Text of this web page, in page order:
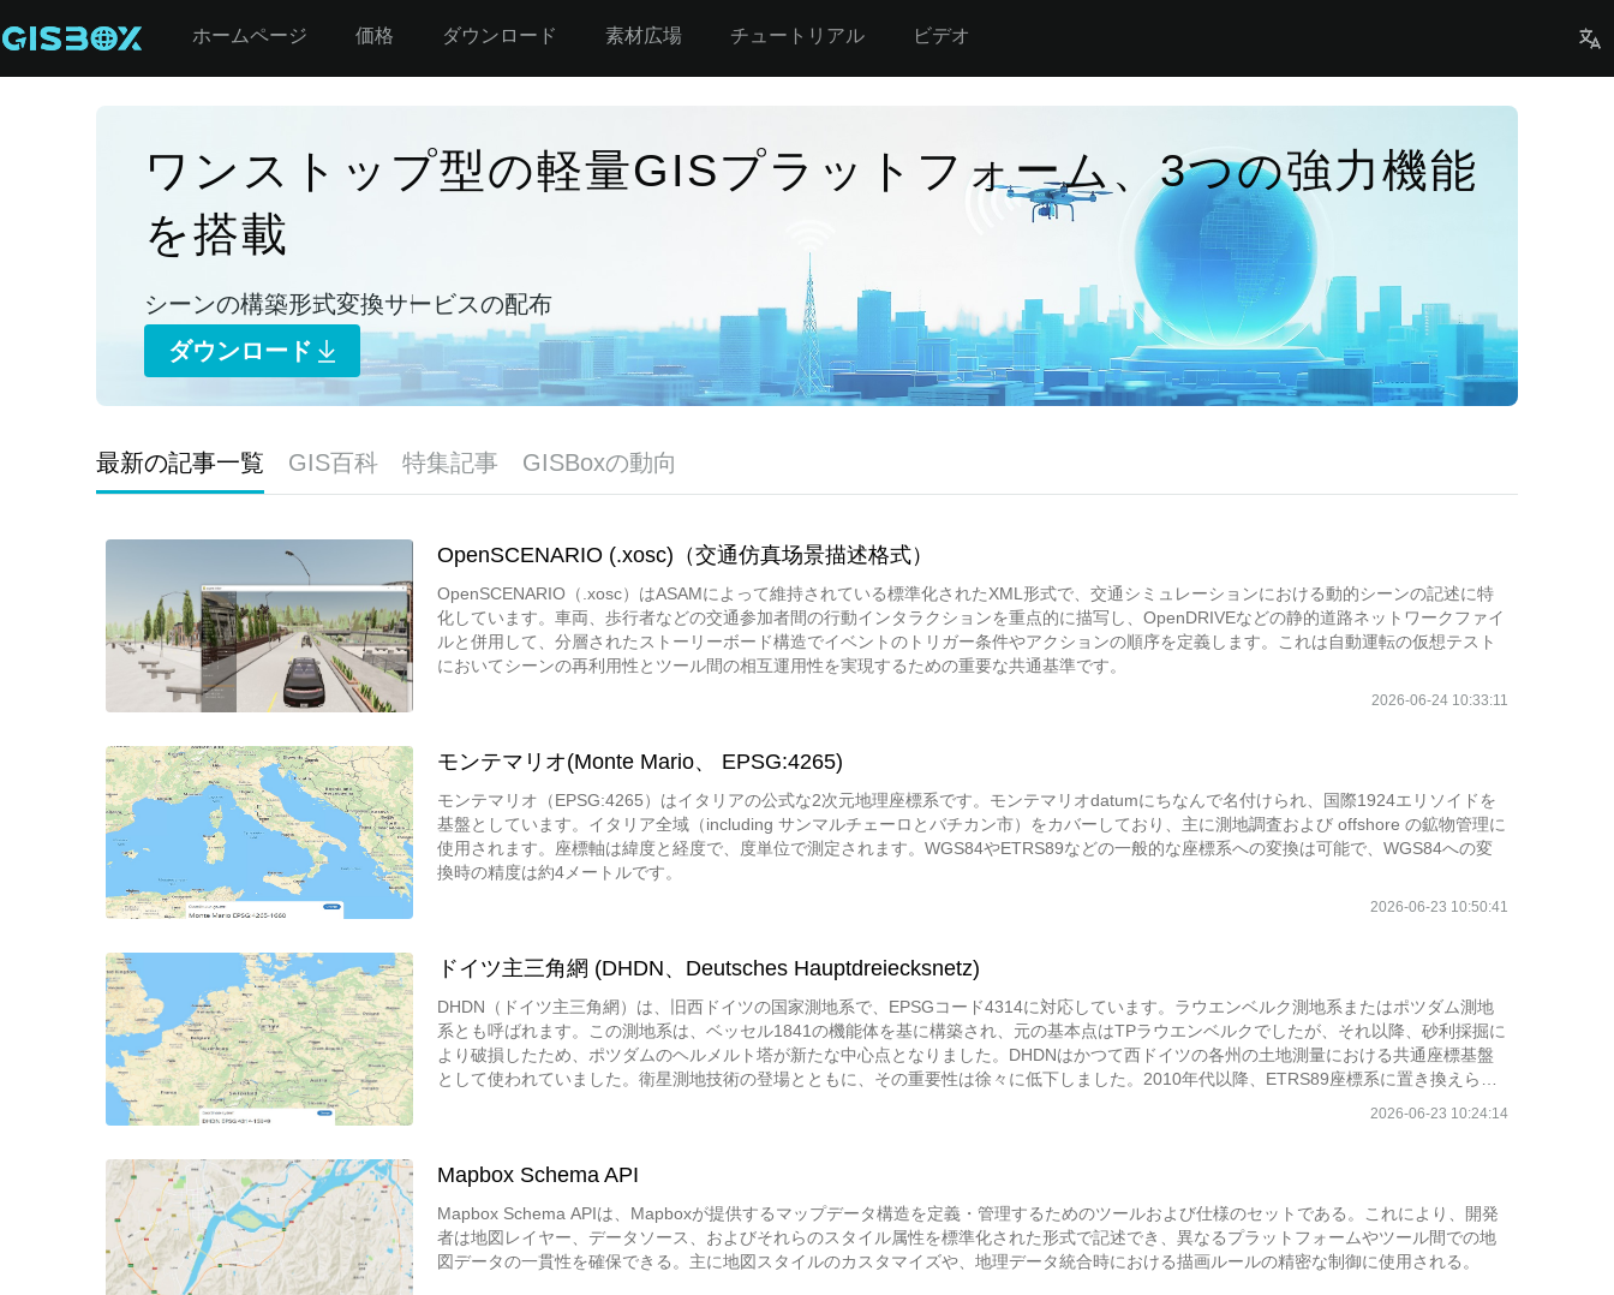
ホームページ 価格 ダウンロード 素材広場 チュートリアル ビデオ
ワンストップ型の軽量GISプラットフォーム、3つの強力機能
を搭載
シーンの構築形式変換サービスの配布
ダウンロード
最新の記事一覧 GIS百科 特集記事 GISBoxの動向
OpenSCENARIO (.xosc)（交通仿真场景描述格式）
OpenSCENARIO（.xosc）はASAMによって維持されている標準化されたXML形式で、交通シミュレーションにおける動的シーンの記述に特
化しています。車両、歩行者などの交通参加者間の行動インタラクションを重点的に描写し、OpenDRIVEなどの静的道路ネットワークファイ
ルと併用して、分層されたストーリーボード構造でイベントのトリガー条件やアクションの順序を定義します。これは自動運転の仮想テスト
においてシーンの再利用性とツール間の相互運用性を実現するための重要な共通基準です。
2026-06-24 10:33:11
モンテマリオ(Monte Mario、 EPSG:4265)
モンテマリオ（EPSG:4265）はイタリアの公式な2次元地理座標系です。モンテマリオdatumにちなんで名付けられ、国際1924エリソイドを
基盤としています。イタリア全域（including サンマルチェーロとバチカン市）をカバーしており、主に測地調査および offshore の鉱物管理に
使用されます。座標軸は緯度と経度で、度単位で測定されます。WGS84やETRS89などの一般的な座標系への変換は可能で、WGS84への変
換時の精度は約4メートルです。
2026-06-23 10:50:41
ドイツ主三角網 (DHDN、Deutsches Hauptdreiecksnetz)
DHDN（ドイツ主三角網）は、旧西ドイツの国家測地系で、EPSGコード4314に対応しています。ラウエンベルク測地系またはポツダム測地
系とも呼ばれます。この測地系は、ベッセル1841の機能体を基に構築され、元の基本点はTPラウエンベルクでしたが、それ以降、砂利採掘に
より破損したため、ポツダムのヘルメルト塔が新たな中心点となりました。DHDNはかつて西ドイツの各州の土地測量における共通座標基盤
として使われていました。衛星測地技術の登場とともに、その重要性は徐々に低下しました。2010年代以降、ETRS89座標系に置き換えられ
2026-06-23 10:24:14
Mapbox Schema API
Mapbox Schema APIは、Mapboxが提供するマップデータ構造を定義・管理するためのツールおよび仕様のセットである。これにより、開発
者は地図レイヤー、データソース、およびそれらのスタイル属性を標準化された形式で記述でき、異なるプラットフォームやツール間での地
図データの一貫性を確保できる。主に地図スタイルのカスタマイズや、地理データ統合時における描画ルールの精密な制御に使用される。